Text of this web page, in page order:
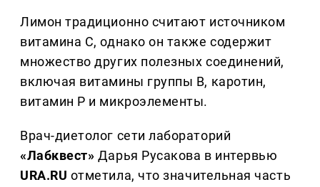
Лимон традиционно считают источником
витамина C, однако он также содержит
множество других полезных соединений,
включая витамины группы B, каротин,
витамин P и микроэлементы.
Врач-диетолог сети лабораторий
«Лабквест» Дарья Русакова в интервью
URA.RU отметила, что значительная часть